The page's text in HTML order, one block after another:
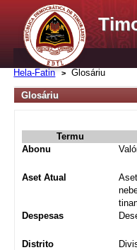
Hela-Fatin Glosáriu
Glosáriu
Termu
Abonu
Aset Atual
Despesas
Distrito